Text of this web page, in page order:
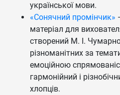
української мови.
«Сонячний промінчик»
матеріал для
створений М. І.
різноманітних за
емоційною
гармонійний і
хлопців.